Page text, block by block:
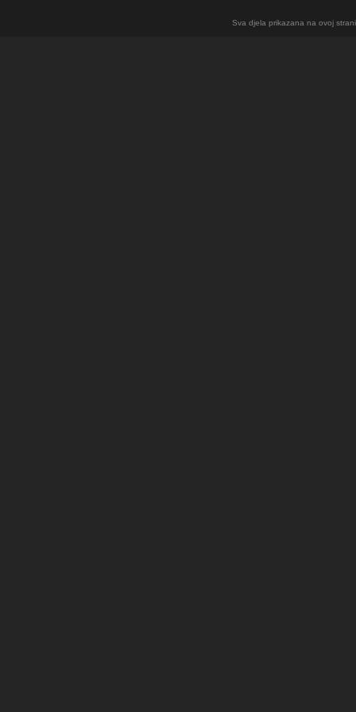
Sva djela prikazana na ovoj